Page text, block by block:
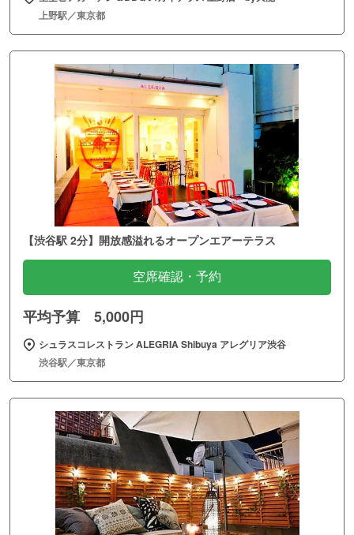
上野駅／東京都
【渋谷駅 2分】開放感溢れるオープンエアーテラス
空席確認・予約
平均予算 5,000円
シュラスコレストラン ALEGRIA Shibuya アレグリア渋谷
渋谷駅／東京都